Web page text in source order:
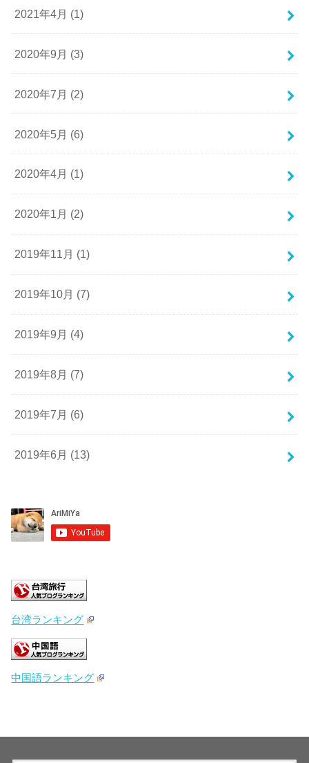
2021年4月 (1)
2020年9月 (3)
2020年7月 (2)
2020年5月 (6)
2020年4月 (1)
2020年1月 (2)
2019年11月 (1)
2019年10月 (7)
2019年9月 (4)
2019年8月 (7)
2019年7月 (6)
2019年6月 (13)
台湾ランキング
中国語ランキング